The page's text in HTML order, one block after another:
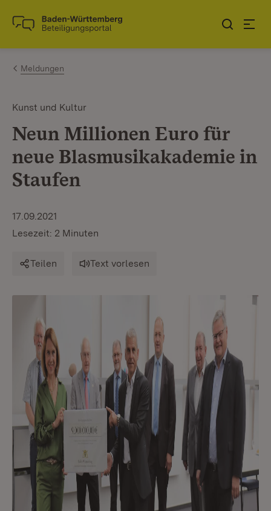
Zum Inhalt springen
Link zur Startseite
Meldungen
Kunst und Kultur
Neun Millionen Euro für
neue Blasmusikakademie in
Staufen
17.09.2021
Lesezeit: 2 Minuten
Teilen Text vorlesen